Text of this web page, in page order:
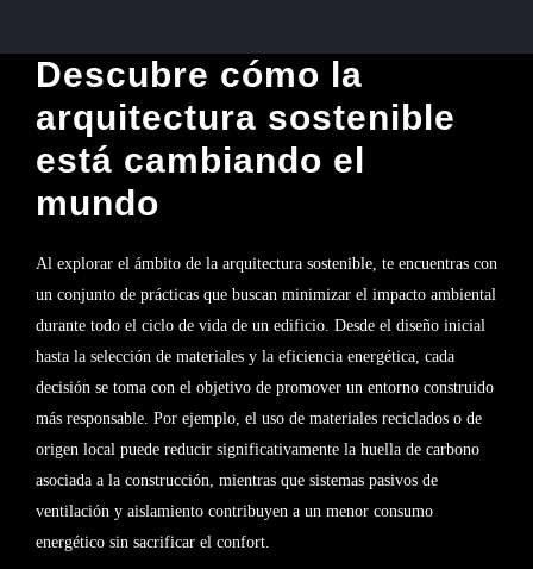
Descubre cómo la
arquitectura sostenible
está cambiando el
mundo
Al explorar el ámbito de la arquitectura sostenible, te encuentras con
un conjunto de prácticas que buscan minimizar el impacto ambiental
durante todo el ciclo de vida de un edificio. Desde el diseño inicial
hasta la selección de materiales y la eficiencia energética, cada
decisión se toma con el objetivo de promover un entorno construido
más responsable. Por ejemplo, el uso de materiales reciclados o de
origen local puede reducir significativamente la huella de carbono
asociada a la construcción, mientras que sistemas pasivos de
ventilación y aislamiento contribuyen a un menor consumo
energético sin sacrificar el confort.